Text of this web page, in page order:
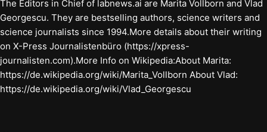
The Editors in Chief of labnews.ai are Marita Vollborn and Vlad
Georgescu. They are bestselling authors, science writers and
science journalists since 1994.More details about their writing
on X-Press Journalistenbüro (https://xpress-
journalisten.com).More Info on Wikipedia:About Marita:
https://de.wikipedia.org/wiki/Marita_Vollborn About Vlad:
https://de.wikipedia.org/wiki/Vlad_Georgescu